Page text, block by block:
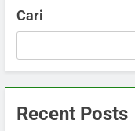
Cari
Recent Posts